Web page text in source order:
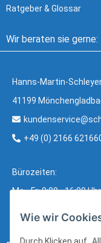
Ratgeber & Glossar
Wir beraten sie gerne:
Hanns-Martin-
41199
+49 (0) 2166
Bürozeiten:
Mo - Fr: 8:00 - 16:00 Uhr
Wie wir